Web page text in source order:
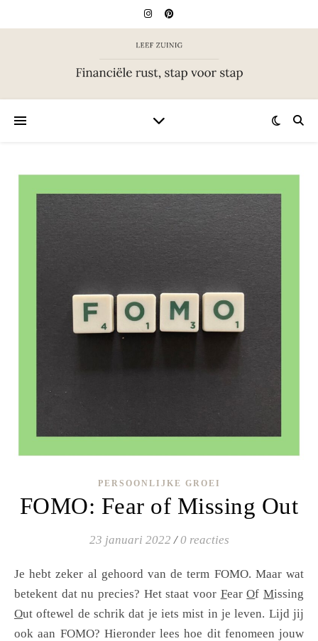
PERSOONLIJKE GROEI
FOMO: Fear of Missing Out
23 januari 2022 / 0 reacties
Je hebt zeker al gehoord van de term FOMO. Maar wat
betekent dat nu precies? Het staat voor FearOfMissing
Out oftewel de schrik dat je iets mist in je leven. Lijd jij
ook aan FOMO? Hieronder lees hoe dit fenomeen jouw